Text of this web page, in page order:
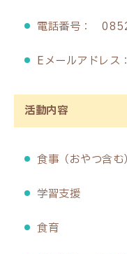
電話番号：
Eメールアドレ
活動内容
食事（おやつ含
学習支援
食育